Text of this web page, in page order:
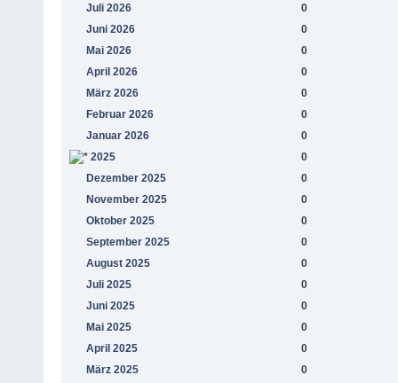
Juli 2026
0
Juni 2026
0
Mai 2026
0
April 2026
0
März 2026
0
Februar 2026
0
Januar 2026
0
2025
0
Dezember 2025
0
November 2025
0
Oktober 2025
0
September 2025
0
August 2025
0
Juli 2025
0
Juni 2025
0
Mai 2025
0
April 2025
0
März 2025
0